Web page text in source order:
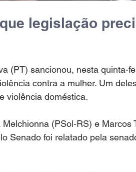
legislação
(PT) sancionou, nesta quinta-
contra a mulher. Um
violência doméstica.
(PSol-RS) e Marcos
Senado foi relatado pela